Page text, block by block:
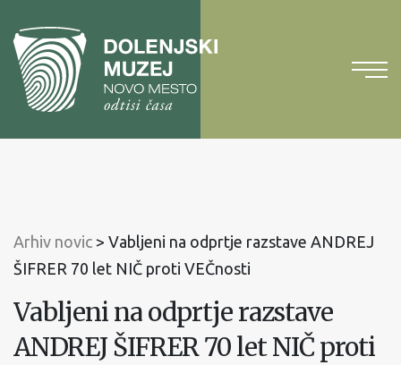
vsebinoNa
glavni
meni
Arhiv novic > Vabljeni na odprtje razstave ANDREJ
ŠIFRER 70 let NIČ proti VEČnosti
Vabljeni na odprtje razstave
ANDREJ ŠIFRER 70 let NIČ proti